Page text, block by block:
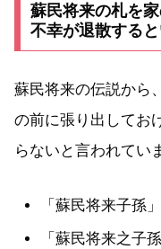
蘇民将来の札を
不幸が退散する
蘇民将来の伝説から
の前に張り出してお
らないと言われてい
「蘇民将来子孫」
「蘇民将来之子孫